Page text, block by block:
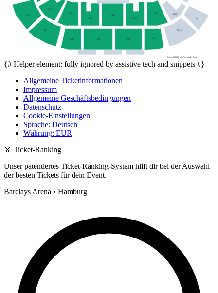
O18
O17
O16 O15 O14 O13
O12
O11
U19
U18
U17
U16
U15
U14 U13
Copyright 2026 by ePassage24 GmbH
{# Helper element: fully ignored by assistive tech and snippets #}
Allgemeine Ticketinformationen
Impressum
Allgemeine Geschäftsbedingungen
Datenschutz
Cookie-Einstellungen
Sprache: Deutsch
Währung: EUR
🏅 Ticket-Ranking
Unser patentiertes Ticket-Ranking-System hilft dir bei der Auswahl
der besten Tickets für dein Event.
Barclays Arena • Hamburg